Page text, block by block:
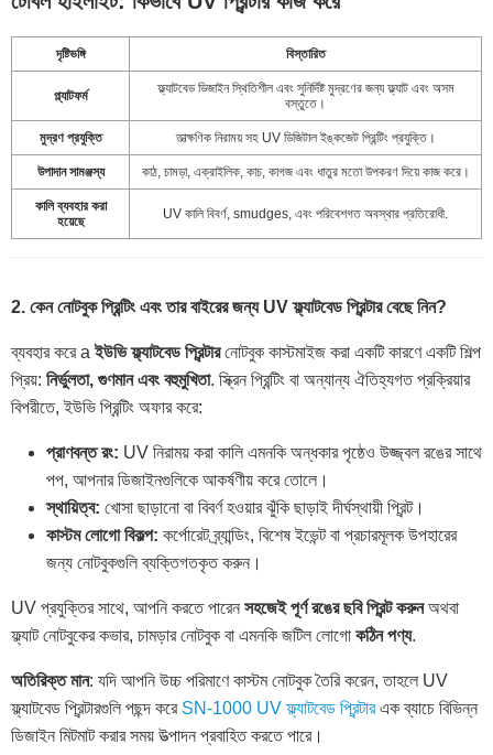
দৃষ্টিভঙ্গি বিস্তারিত
প্ল্যাটফর্ম
ফ্ল্যাটবেড ডিজাইন স্থিতিশীল এবং সুনির্দিষ্ট মুদ্রণের জন্য ফ্ল্যাট এবং অসম
বস্তুতে।
মুদ্রণ প্রযুক্তি তাত্ক্ষণিক নিরাময় সহ UV ডিজিটাল ইঙ্কজেট প্রিন্টিং প্রযুক্তি।
উপাদান সামঞ্জস্য কাঠ, চামড়া, এক্রাইলিক, কাচ, কাগজ এবং ধাতুর মতো উপকরণ দিয়ে কাজ করে।
কালি ব্যবহার করা
হয়েছে
UV কালি বিবর্ণ, smudges, এবং পরিবেশগত অবস্থার প্রতিরোধী.
2. কেন নোটবুক প্রিন্টিং এবং তার বাইরের জন্য UV ফ্ল্যাটবেড প্রিন্টার বেছে নিন?
ব্যবহার করে aইউভি ফ্ল্যাটবেড প্রিন্টারনোটবুক কাস্টমাইজ করা একটি কারণে একটি শিল্প
প্রিয়: নির্ভুলতা, গুণমান এবং বহুমুখিতা. স্ক্রিন প্রিন্টিং বা অন্যান্য ঐতিহ্যগত প্রক্রিয়ার
বিপরীতে, ইউভি প্রিন্টিং অফার করে:
প্রাণবন্ত রং: UV নিরাময় করা কালি এমনকি অন্ধকার পৃষ্ঠেও উজ্জ্বল রঙের সাথে
পপ, আপনার ডিজাইনগুলিকে আকর্ষণীয় করে তোলে।
স্থায়িত্ব: খোসা ছাড়ানো বা বিবর্ণ হওয়ার ঝুঁকি ছাড়াই দীর্ঘস্থায়ী প্রিন্ট।
কাস্টম লোগো বিকল্প: কর্পোরেট ব্র্যান্ডিং, বিশেষ ইভেন্ট বা প্রচারমূলক উপহারের
জন্য নোটবুকগুলি ব্যক্তিগতকৃত করুন।
UV প্রযুক্তির সাথে, আপনি করতে পারেন সহজেই পূর্ণ রঙের ছবি প্রিন্ট করুনঅথবা
ফ্ল্যাট নোটবুকের কভার, চামড়ার নোটবুক বা এমনকি জটিল লোগো কঠিন পণ্য.
অতিরিক্ত মান: যদি আপনি উচ্চ পরিমাণে কাস্টম নোটবুক তৈরি করেন, তাহলে UV
ফ্ল্যাটবেড প্রিন্টারগুলি পছন্দ করে SN-1000 UV ফ্ল্যাটবেড প্রিন্টারএক ব্যাচে বিভিন্ন
ডিজাইন মিটমাট করার সময় উত্পাদন প্রবাহিত করতে পারে।